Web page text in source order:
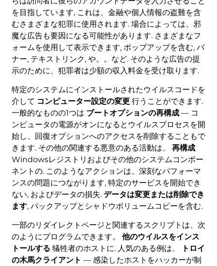
を目指しています, これは、金融や個人情報の盗難を含
むさまざまな犯罪に使用されます. 場合によっては、邪
魔な広告も要因になる可能性があります. さまざまなフ
ォームを使用して表示できます, ポップアップを含む, バ
ナー, テキストリンク, や。。など. そのような広告の提
示のために、犯罪者は少額の収入料金を受け取ります.
特定のシステムにインストールされたウイルスコードを
介して コンピューター設定の変更行うことができます.
一般的なものの1つは ブートオプションの再構成— コ
ンピュータの電源がオンになるとウイルスプロセスを開
始し、回復オプションへのアクセスを削除することもで
きます. その他の関連する悪意のある活動は、 再構成
Windowsレジストリおよびその他のシステムコンポー
ネントの. このようなアクションは、深刻なパフォーマ
ンスの問題につながります, 特定のサービスを開始でき
ない, およびデータの損失. データは変更または削除でき
ます, バックアップとシャドウボリュームコピーを含む.
一部のリダイレクトページと関連するスクリプトは、次
のようにプログラムできます。 他のウイルスをインス
トールする 犠牲者のホストに. 人気のある例は、
トロイ
の木馬クライアント — 感染したホストをハッカーが制